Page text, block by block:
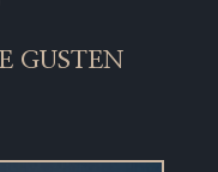
GUSTEN